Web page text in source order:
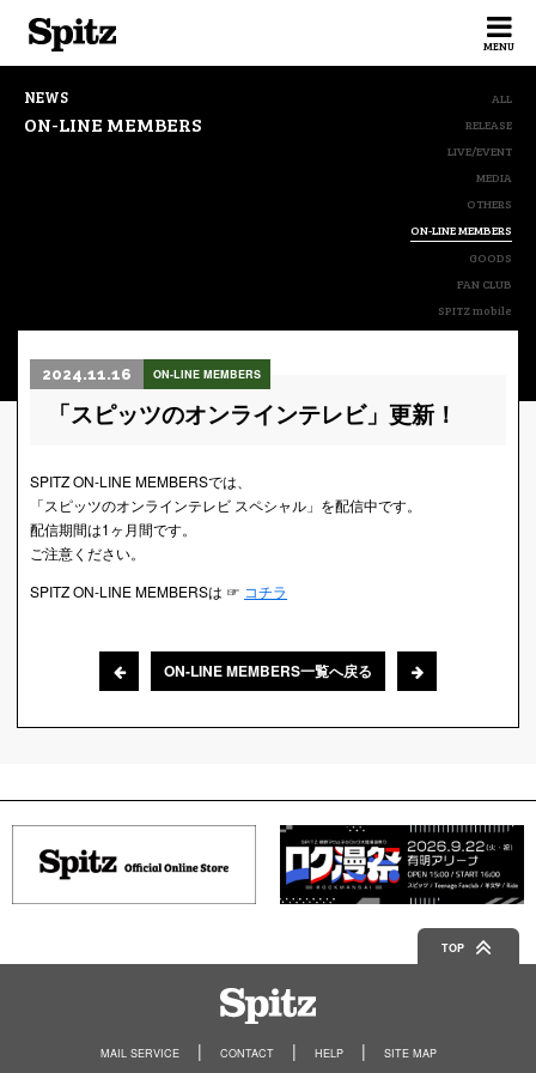
MENU
NEWS
ON-LINE MEMBERS
ALL
RELEASE
LIVE/EVENT
MEDIA
OTHERS
ON-LINE MEMBERS
GOODS
FAN CLUB
SPITZ mobile
2024.11.16 ON-LINE MEMBERS
「スピッツのオンラインテレビ」更新！
SPITZ ON-LINE MEMBERSでは、
「スピッツのオンラインテレビ スペシャル」を配信中です。
配信期間は1ヶ月間です。
ご注意ください。
SPITZ ON-LINE MEMBERSは ☞ コチラ
ON-LINE MEMBERS一覧へ戻る
TOP
MAIL SERVICE CONTACT HELP SITE MAP